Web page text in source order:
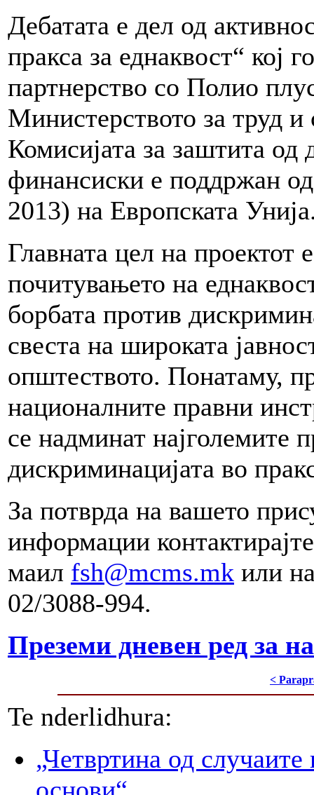
Дебатата е дел од
пракса за еднаквост“
партнерство со Полио
Министерството за труд и
Комисијата за заштита
финансиски е поддржан
2013) на Европската
Главната цел на проектот
почитувањето на
борбата против
свеста на широката
општеството. Понатаму,
националните правни
се надминат најголемите
дискриминацијата во
За потврда на вашето
информации
маил fsh@mcms.mk или
02/3088-994.
Преземи дневен ред за
<
Te nderlidhura:
„Четвртина од